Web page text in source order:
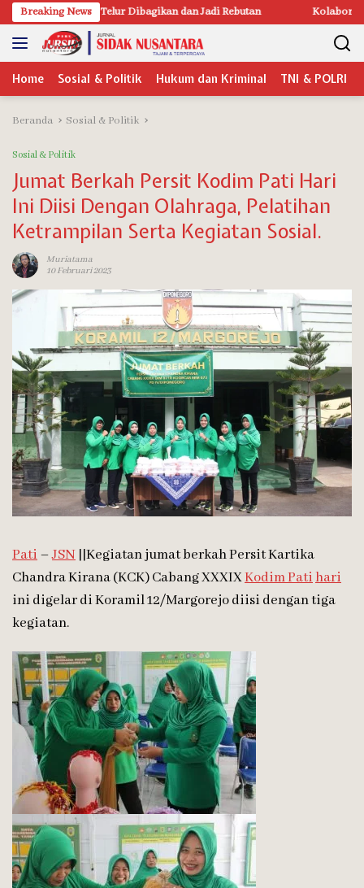
Langsung
ke
konten
Breaking News
Dibagikan dan Jadi Rebutan Kolaborasi KKN UIN Sunan Kudus
Home Sosial & Politik Hukum dan Kriminal TNI & POLRI
Beranda Sosial & Politik
Sosial & Politik
Jumat Berkah Persit Kodim Pati Hari
Ini Diisi Dengan Olahraga, Pelatihan
Ketrampilan Serta Kegiatan Sosial.
Muriatama
10 Februari 2023
Pati –JSN ||Kegiatan jumat berkah Persit Kartika
Chandra Kirana (KCK) Cabang XXXIXKodim Patihari
ini digelar di Koramil 12/Margorejo diisi dengan tiga
kegiatan.